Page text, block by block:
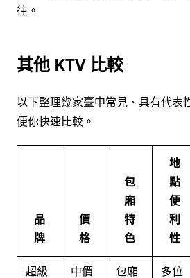
往。
其他 KTV 比較
以下整理幾家臺中常見、具有代表
便你快速比較。
品
牌
價
格
包
廂
特
色
地
點
便
利
性
超級 中價 包廂 多位